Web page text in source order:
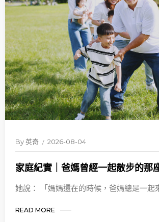
By英奇 2026-08-04
家庭紀實｜爸媽曾經一起散步的那
她說： 「媽媽還在的時候，爸媽總是一起
READ MORE